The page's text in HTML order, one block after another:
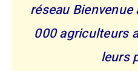
réseau
000 agriculteurs
leurs